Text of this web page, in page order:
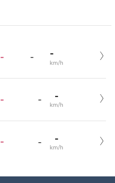
- - -
km/h
- - -
km/h
- - -
km/h